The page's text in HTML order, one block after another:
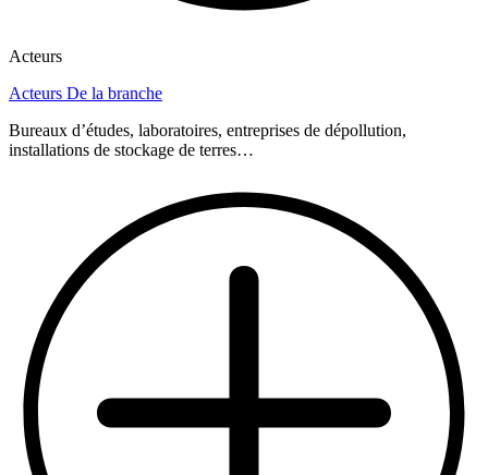
Acteurs
Acteurs De la branche
Bureaux d’études, laboratoires, entreprises de dépollution,
installations de stockage de terres…